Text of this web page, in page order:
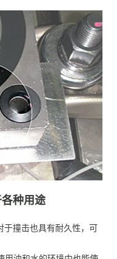
种用途
于撞击也具有耐久性，可